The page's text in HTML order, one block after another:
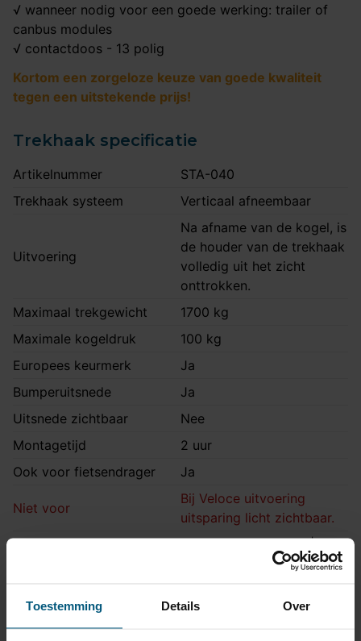
Toestemming Details Over
√ wanneer nodig voor een goede werking: trailer of
canbus modules
√ contactdoos - 13 polig
Kortom een zorgeloze keuze van goede kwaliteit
tegen een uitstekende prijs!
Trekhaak specificatie
Artikelnummer
STA-040
Trekhaak systeem
Verticaal afneembaar
Uitvoering
Na afname van de kogel, is
de houder van de trekhaak
volledig uit het zicht
onttrokken.
Maximaal trekgewicht
1700 kg
Maximale kogeldruk
100 kg
Europees keurmerk
Ja
Bumperuitsnede
Ja
Uitsnede zichtbaar
Nee
Montagetijd
2 uur
Ook voor fietsendrager
Ja
Niet voor
Bij Veloce uitvoering
uitsparing licht zichtbaar.